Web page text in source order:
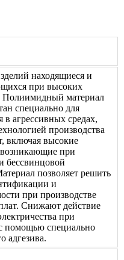
находящиеся и
при высоких
Полиимидный материал
специально для
в агрессивных средах,
производства
включая высокие
при
бессвинцовой
позволяет решить
и
при производстве
Cнижают действие
при
помощью специально
адгезива.